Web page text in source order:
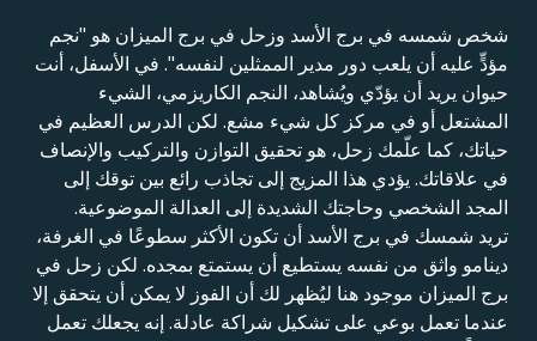
شخص شمسه في برج الأسد وزحل في برج الميزان هو "نجم
مؤدٍّ عليه أن يلعب دور مدير الممثلين لنفسه". في الأسفل، أنت
حيوان يريد أن يؤدّي ويُشاهد، النجم الكاريزمي، الشيء
المشتعل أو في مركز كل شيء مشع. لكن الدرس العظيم في
حياتك، كما علّمك زحل، هو تحقيق التوازن والتركيب والإنصاف
في علاقاتك. يؤدي هذا المزيج إلى تجاذب رائع بين توقك إلى
المجد الشخصي وحاجتك الشديدة إلى العدالة الموضوعية.
تريد شمسك في برج الأسد أن تكون الأكثر سطوعًا في الغرفة،
دينامو واثق من نفسه يستطيع أن يستمتع بمجده. لكن زحل في
برج الميزان موجود هنا ليُظهر لك أن الفوز لا يمكن أن يتحقق إلا
عندما تعمل بوعي على تشكيل شراكة عادلة. إنه يجعلك تعمل